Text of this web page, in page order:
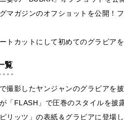
マガジンのオフショットを公開！
トカットにして初めてのグラビア
覧
撮影したヤンジャンのグラビアを
「FLASH」で圧巻のスタイルを
リッツ」の表紙＆グラビアに登場